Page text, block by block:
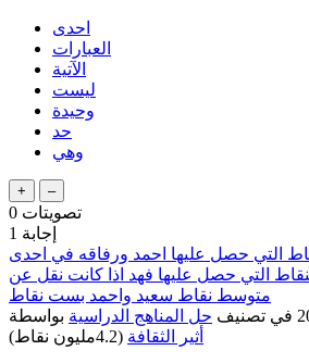
احدى
العبارات
الآتية
ليست
وحيدة
حد
وهي
0 تصويتات
1 إجابة
التي حصل عليها احمد ورفاقه في احدى
التي حصل عليها فهد اذا كانت نقل عن
متوسط نقاط سعيد واحمد بست نقاط
في تصنيف حل المناهج الدراسية بواسطة
أثير الثقافة (4.2مليون نقاط)